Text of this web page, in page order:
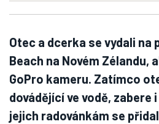
Otec a dcerka se vydali na
Beach na Novém Zélandu,
GoPro kameru. Zatímco
dovádějící ve vodě, zabere
jejich radovánkám se